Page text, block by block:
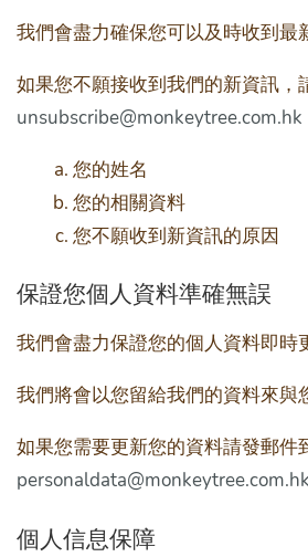
我們會盡力確保您可以及時收到最
如果您不願接收到我們的新資訊，
unsubscribe@monkeytree.com.hk
您的姓名
您的相關資料
您不願收到新資訊的原因
保證您個人資料準確無誤
我們會盡力保證您的個人資料即時
我們將會以您留給我們的資料來與
如果您需要更新您的資料請發郵件
personaldata@monkeytree.com.hk
個人信息保障